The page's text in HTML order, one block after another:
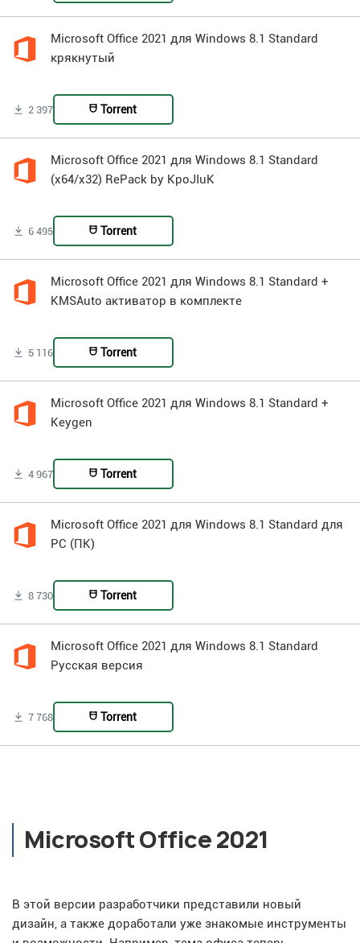
Microsoft Office 2021 для Windows 8.1 Standard
крякнутый
2 397 Torrent
Microsoft Office 2021 для Windows 8.1 Standard
(x64/x32) RePack by KpoJIuK
6 495 Torrent
Microsoft Office 2021 для Windows 8.1 Standard +
KMSAuto активатор в комплекте
5 116 Torrent
Microsoft Office 2021 для Windows 8.1 Standard +
Keygen
4 967 Torrent
Microsoft Office 2021 для Windows 8.1 Standard для
PC (ПК)
8 730 Torrent
Microsoft Office 2021 для Windows 8.1 Standard
Русская версия
7 768 Torrent
Microsoft Office 2021
В этой версии разработчики представили новый
дизайн, а также доработали уже знакомые инструменты